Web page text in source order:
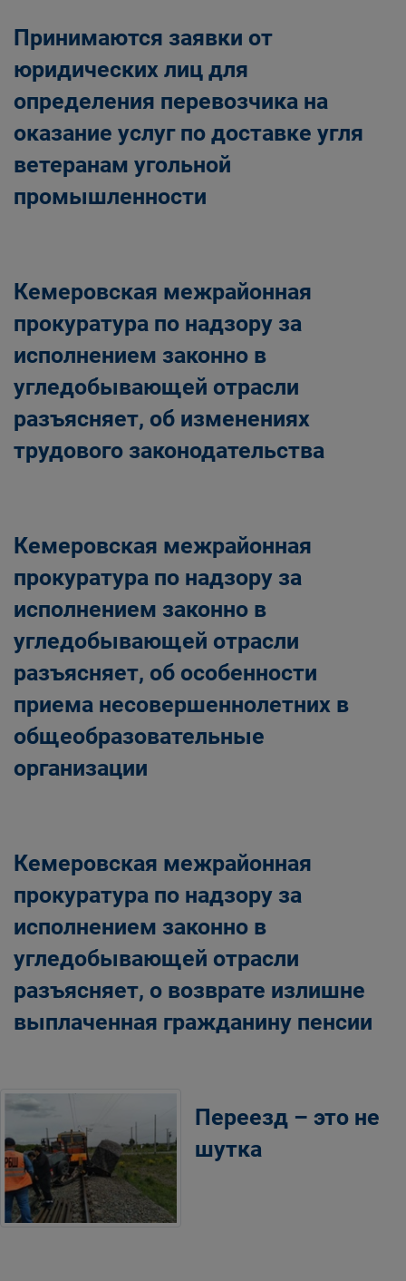
Принимаются заявки от
юридических лиц для
определения перевозчика на
оказание услуг по доставке угля
ветеранам угольной
промышленности
Кемеровская межрайонная
прокуратура по надзору за
исполнением законно в
угледобывающей отрасли
разъясняет, об изменениях
трудового законодательства
Кемеровская межрайонная
прокуратура по надзору за
исполнением законно в
угледобывающей отрасли
разъясняет, об особенности
приема несовершеннолетних в
общеобразовательные
организации
Кемеровская межрайонная
прокуратура по надзору за
исполнением законно в
угледобывающей отрасли
разъясняет, о возврате излишне
выплаченная гражданину пенсии
Переезд – это не
шутка